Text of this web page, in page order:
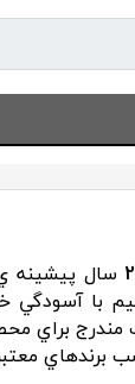
سال پيشينه ي
با
براي